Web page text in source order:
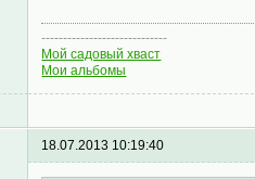
-----------------------------
Мой садовый хваст
Мои альбомы
18.07.2013 10:19:40